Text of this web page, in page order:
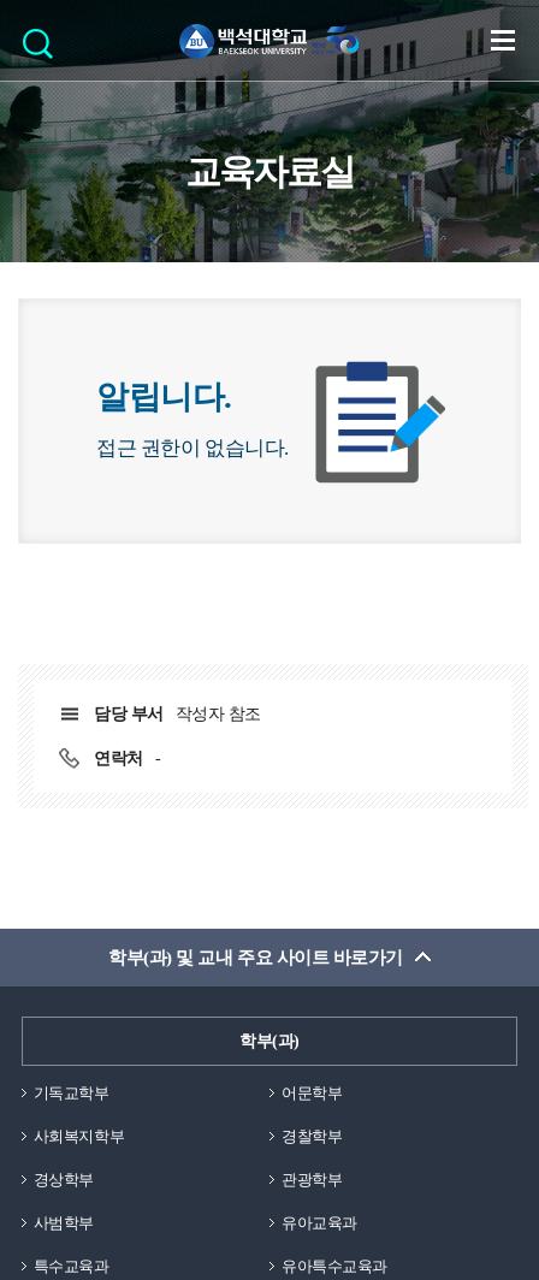
교육자료실
알립니다.
접근 권한이 없습니다.
담당 부서 작성자 참조
연락처 -
학부(과) 및 교내 주요 사이트 바로가기
학부(과)
기독교학부 어문학부
사회복지학부 경찰학부
경상학부 관광학부
사범학부 유아교육과
특수교육과 유아특수교육과